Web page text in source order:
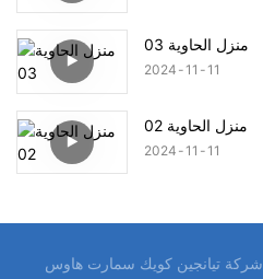
منزل الحاوية 03
2024 11 11
منزل الحاوية 02
2024 11 11
حقوق الطبع والنشر © 2024 شركة تيانجين كويك سمارت هاوس